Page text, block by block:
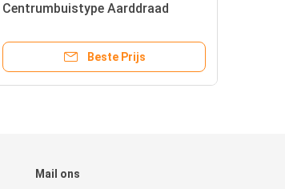
Centrumbuistype Aarddraad
Beste Prijs
Mail ons